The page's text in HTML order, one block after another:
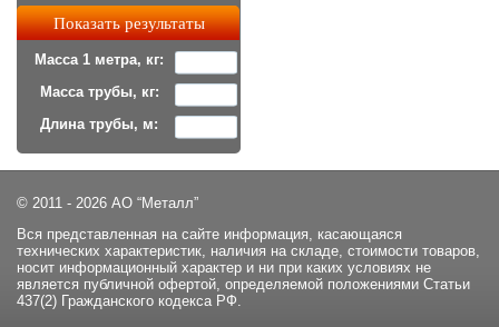
Масса 1 метра, кг:
Масса трубы, кг:
Длина трубы, м:
© 2011 - 2026 АО “Металл”
Вся представленная на сайте информация, касающаяся
технических характеристик, наличия на складе, стоимости товаров,
носит информационный характер и ни при каких условиях не
является публичной офертой, определяемой положениями Статьи
437(2) Гражданского кодекса РФ.